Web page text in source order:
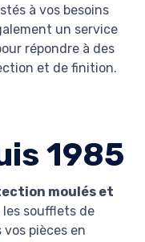
à vos besoins
un service
répondre à des
et de finition.
1985
moulés et
les soufflets de
pièces en